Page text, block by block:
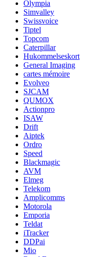
Olympia
Simvalley
Swissvoice
Tiptel
Topcom
Caterpillar
Hukommelseskort
General Imaging
cartes mémoire
Evolveo
SJCAM
QUMOX
Actionpro
ISAW
Drift
Aiptek
Ordro
Speed
Blackmagic
AVM
Elmeg
Telekom
Amplicomms
Motorola
Emporia
Teldat
iTracker
DDPai
Mio